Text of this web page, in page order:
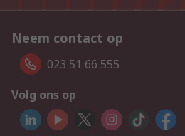
Neem contact op
023 51 66 555
Volg ons op